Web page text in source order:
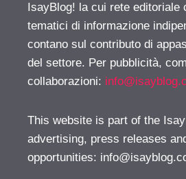
IsayBlog! la cui rete editoriale
tematici di informazione
contano sul contributo di
del settore. Per pubblicità,
collaborazioni:
This website is part of the
advertising, press releases
opportunities: